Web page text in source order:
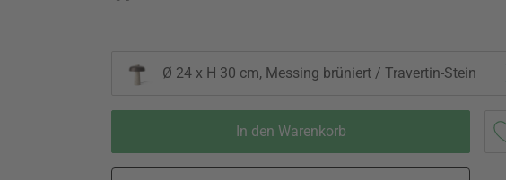
Ø 24 x H 30 cm, Messing brüniert / Travertin-Stein
In den Warenkorb